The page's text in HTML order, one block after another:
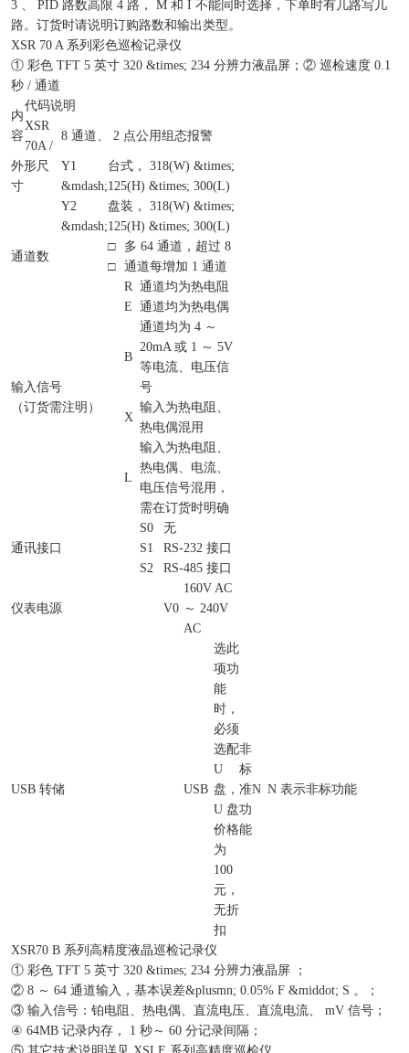
3 、 PID 路数高限 4 路， M 和 I 不能同时选择，下单时有几路写几
路。订货时请说明订购路数和输出类型。
XSR 70 A 系列彩色巡检记录仪
① 彩色 TFT 5 英寸 320 &times; 234 分辨力液晶屏；② 巡检速度 0.1
秒 / 通道
内
容
代码说明
XSR
70A /
8 通道、 2 点公用组态报警
外形尺
寸
Y1
&mdash;
台式， 318(W) &times;
125(H) &times; 300(L)
Y2
&mdash;
盘装， 318(W) &times;
125(H) &times; 300(L)
通道数
□
□
多 64 通道，超过 8
通道每增加 1 通道
输入信号
（订货需注明）
R 通道均为热电阻
E 通道均为热电偶
B
通道均为 4 ～
20mA 或 1 ～ 5V
等电流、电压信
号
X
输入为热电阻、
热电偶混用
L
输入为热电阻、
热电偶、电流、
电压信号混用，
需在订货时明确
通讯接口
S0
无
S1
RS-232 接口
S2
RS-485 接口
仪表电源 V0
160V AC
～ 240V
AC
USB 转储 USB
选此
项功
能
时，
必须
选配
U
盘，
U 盘
价格
为
100
元，
无折
扣
非
标
准
功
能
N N 表示非标功能
XSR70 B 系列高精度液晶巡检记录仪
① 彩色 TFT 5 英寸 320 &times; 234 分辨力液晶屏 ；
② 8 ～ 64 通道输入，基本误差&plusmn; 0.05% F &middot; S 。；
③ 输入信号：铂电阻、热电偶、直流电压、直流电流、 mV 信号；
④ 64MB 记录内存， 1 秒～ 60 分记录间隔；